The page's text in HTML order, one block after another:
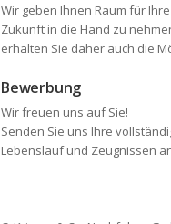
Wir geben Ihnen Raum für
Zukunft in die Hand zu
erhalten Sie daher auch die
Bewerbung
Wir freuen uns auf Sie!
Senden Sie uns Ihre
Lebenslauf und Zeugnissen